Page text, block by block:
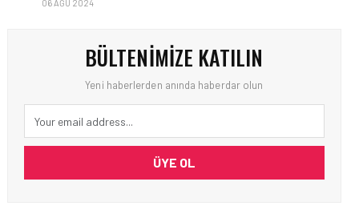
06 AĞU 2024
BÜLTENIMIZE KATILIN
Yeni haberlerden anında haberdar olun
ÜYE OL